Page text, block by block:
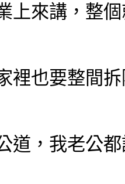
上來講，整
裡也要整間
道，我老公